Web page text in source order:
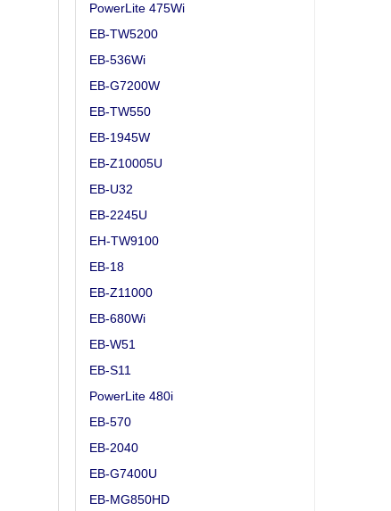
PowerLite 475Wi
EB-TW5200
EB-536Wi
EB-G7200W
EB-TW550
EB-1945W
EB-Z10005U
EB-U32
EB-2245U
EH-TW9100
EB-18
EB-Z11000
EB-680Wi
EB-W51
EB-S11
PowerLite 480i
EB-570
EB-2040
EB-G7400U
EB-MG850HD